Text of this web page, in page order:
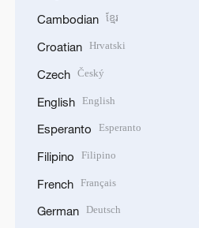
Cambodian ខ្មែរ
Croatian Hrvatski
Czech Český
English English
Esperanto Esperanto
Filipino Filipino
French Français
German Deutsch